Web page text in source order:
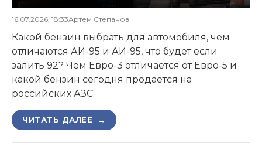
16.07.2026, 18:33Артем Степанов
Какой бензин выбрать для автомобиля, чем
отличаются АИ-95 и АИ-95, что будет если
залить 92? Чем Евро-3 отличается от Евро-5 и
какой бензин сегодня продается на
российских АЗС.
ЧИТАТЬ ДАЛЕЕ →